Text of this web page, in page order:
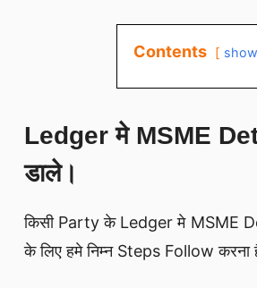
Contents show
Ledger मे MSME
डाले।
किसी Party के Ledger मे MSME
के लिए हमे निम्न Steps Follow करना